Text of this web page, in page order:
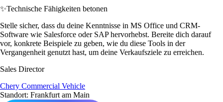
✨Technische Fähigkeiten betonen
Stelle sicher, dass du deine Kenntnisse in MS Office und CRM-
Software wie Salesforce oder SAP hervorhebst. Bereite dich darauf
vor, konkrete Beispiele zu geben, wie du diese Tools in der
Vergangenheit genutzt hast, um deine Verkaufsziele zu erreichen.
Sales Director
Chery Commercial Vehicle
Standort: Frankfurt am Main